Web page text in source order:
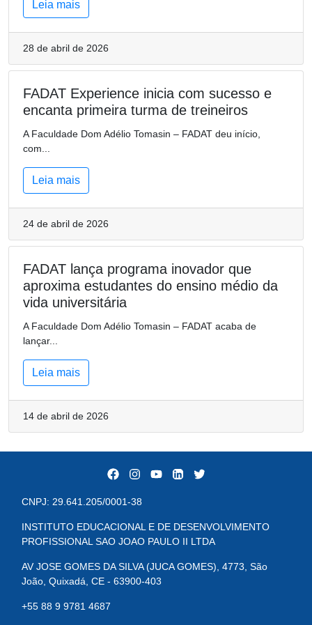
Leia mais
28 de abril de 2026
FADAT Experience inicia com sucesso e
encanta primeira turma de treineiros
A Faculdade Dom Adélio Tomasin – FADAT deu início,
com...
Leia mais
24 de abril de 2026
FADAT lança programa inovador que
aproxima estudantes do ensino médio da
vida universitária
A Faculdade Dom Adélio Tomasin – FADAT acaba de
lançar...
Leia mais
14 de abril de 2026
CNPJ: 29.641.205/0001-38
INSTITUTO EDUCACIONAL E DE DESENVOLVIMENTO
PROFISSIONAL SAO JOAO PAULO II LTDA
AV JOSE GOMES DA SILVA (JUCA GOMES), 4773, São
João, Quixadá, CE - 63900-403
+55 88 9 9781 4687